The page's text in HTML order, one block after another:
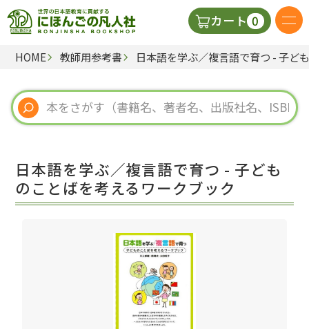
カート 0
日本語の教科書
視聴覚・補助教材
教師用参考書
HOME 教師用参考書 日本語を学ぶ／複言語で育つ - 子ど
日本語を学ぶ／複言語で育つ - 子ども
のことばを考えるワークブック